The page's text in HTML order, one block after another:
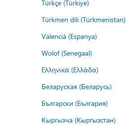
Türkçe (Türkiye)
Türkmen dili (Türkmenistan)
Valencià (Espanya)
Wolof (Senegaal)
Ελληνικά (Ελλάδα)
Беларуская (Беларусь)
Български (България)
Кыргызча (Кыргызстан)